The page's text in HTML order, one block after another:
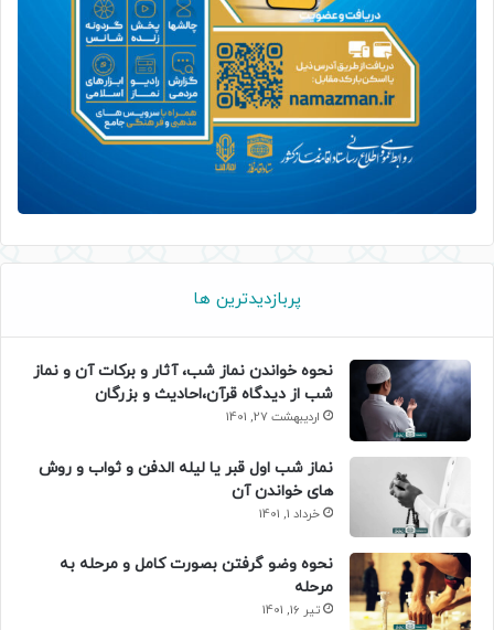
پربازدیدترین ها
نحوه خواندن نماز شب، آثار و برکات آن و نماز
شب از دیدگاه قرآن،احادیث و بزرگان
اردیبهشت 27, 1401
نماز شب اول قبر یا لیله الدفن و ثواب و روش
های خواندن آن
خرداد 1, 1401
نحوه وضو گرفتن بصورت کامل و مرحله به
مرحله
تیر 16, 1401